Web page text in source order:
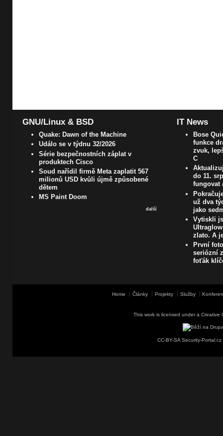
GNU/Linux & BSD
Quake: Dawn of the Machine
Událo se v týdnu 32/2026
Série bezpečnostních záplat v
produktech Cisco
Soud nařídil firmě Meta zaplatit 567
milionů USD kvůli újmě způsobené
dětem
MS Paint Doom
další
IT News
Bose
funkce
zvuk,
C
do 11.
fungovat
už dva
jako
Vytiskli
zlato. A
První
seriózní
foťák
Home Články Projekty Služby
This work is licensed under a Creative
CC-BY-SA Security-